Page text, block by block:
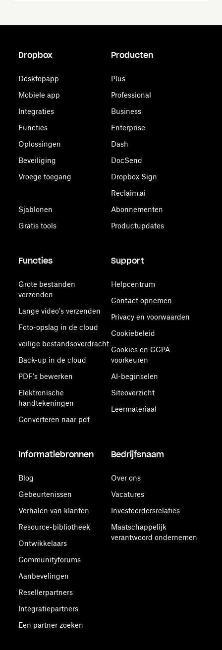
Dropbox
Desktopapp
Mobiele app
Integraties
Functies
Oplossingen
Beveiliging
Vroege toegang
Sjablonen
Gratis tools
Producten
Plus
Professional
Business
Enterprise
Dash
DocSend
Dropbox Sign
Reclaim.ai
Abonnementen
Productupdates
Functies
Grote bestanden
verzenden
Lange video's verzenden
Foto-opslag in de cloud
veilige bestandsoverdracht
Back-up in de cloud
PDF's bewerken
Elektronische
handtekeningen
Converteren naar pdf
Support
Helpcentrum
Contact opnemen
Privacy en voorwaarden
Cookiebeleid
Cookies en CCPA-
voorkeuren
AI-beginselen
Siteoverzicht
Leermateriaal
Informatiebronnen
Blog
Gebeurtenissen
Verhalen van klanten
Resource-bibliotheek
Ontwikkelaars
Communityforums
Aanbevelingen
Resellerpartners
Integratiepartners
Een partner zoeken
Bedrijfsnaam
Over ons
Vacatures
Investeerdersrelaties
Maatschappelijk
verantwoord ondernemen